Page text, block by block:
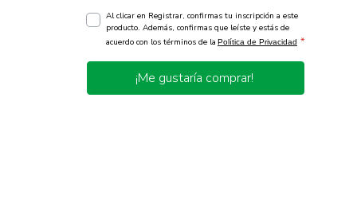
Al clicar en Registrar, confirmas tu inscripción a este
producto. Además, confirmas que leíste y estás de
acuerdo con los términos de la Política de Privacidad *
¡Me gustaría comprar!